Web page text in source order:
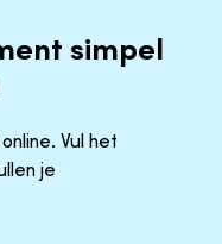
simpel
Vul het
je